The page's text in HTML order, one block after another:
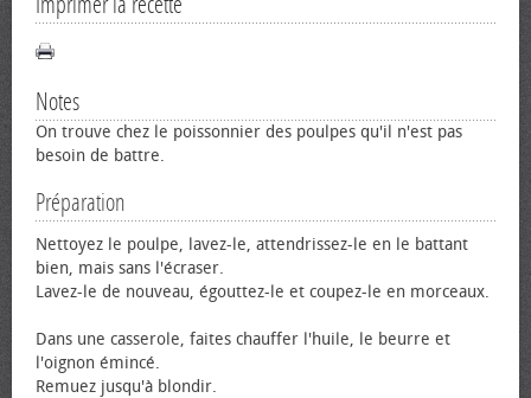
Notes
On trouve chez le poissonnier des poulpes qu'il n'est pas
besoin de battre.
Préparation
Nettoyez le poulpe, lavez-le, attendrissez-le en le battant
bien, mais sans l'écraser.
Lavez-le de nouveau, égouttez-le et coupez-le en morceaux.
Dans une casserole, faites chauffer l'huile, le beurre et
l'oignon émincé.
Remuez jusqu'à blondir.